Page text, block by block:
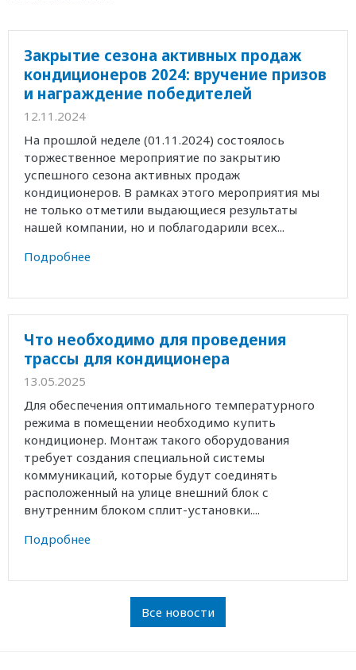
Закрытие сезона активных продаж
кондиционеров 2024: вручение призов
и награждение победителей
12.11.2024
На прошлой неделе (01.11.2024) состоялось
торжественное мероприятие по закрытию
успешного сезона активных продаж
кондиционеров. В рамках этого мероприятия мы
не только отметили выдающиеся результаты
нашей компании, но и поблагодарили всех...
Подробнее
Что необходимо для проведения
трассы для кондиционера
13.05.2025
Для обеспечения оптимального температурного
режима в помещении необходимо купить
кондиционер. Монтаж такого оборудования
требует создания специальной системы
коммуникаций, которые будут соединять
расположенный на улице внешний блок с
внутренним блоком сплит-установки....
Подробнее
Все новости